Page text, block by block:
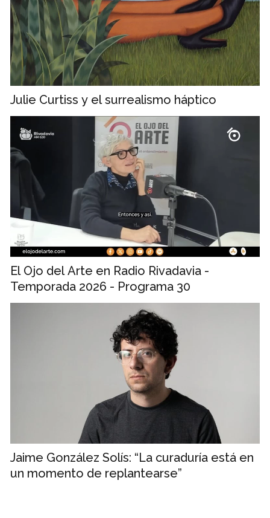
Julie Curtiss y el surrealismo háptico
El Ojo del Arte en Radio Rivadavia -
Temporada 2026 - Programa 30
Jaime González Solís: “La curaduría está en
un momento de replantearse”